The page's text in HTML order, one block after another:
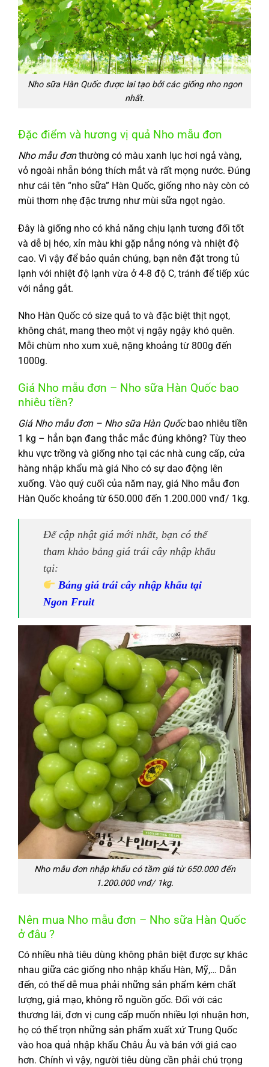
Nho sữa Hàn Quốc được lai tạo bởi các giống nho ngon
nhất.
Đặc điểm và hương vị quả Nho mẫu đơn
Nho mẫu đơnthường có màu xanh lục hơi ngả vàng,
vỏ ngoài nhẵn bóng thích mắt và rất mọng nước. Đúng
như cái tên “nho sữa” Hàn Quốc, giống nho này còn có
mùi thơm nhẹ đặc trưng như mùi sữa ngọt ngào.
Đây là giống nho có khả năng chịu lạnh tương đối tốt
và dễ bị héo, xỉn màu khi gặp nắng nóng và nhiệt độ
cao. Vì vậy để bảo quản chúng, bạn nên đặt trong tủ
lạnh với nhiệt độ lạnh vừa ở 4-8 độ C, tránh để tiếp xúc
với nắng gắt.
Nho Hàn Quốc có size quả to và đặc biệt thịt ngọt,
không chát, mang theo một vị ngậy ngậy khó quên.
Mỗi chùm nho xum xuê, nặng khoảng từ 800g đến
1000g.
Giá Nho mẫu đơn – Nho sữa Hàn Quốc bao
nhiêu tiền?
Giá Nho mẫu đơn – Nho sữa Hàn Quốcbao nhiêu tiền
1 kg – hẳn bạn đang thắc mắc đúng không? Tùy theo
khu vực trồng và giống nho tại các nhà cung cấp, cửa
hàng nhập khẩu mà giá Nho có sự dao động lên
xuống. Vào quý cuối của năm nay, giá Nho mẫu đơn
Hàn Quốc khoảng từ 650.000 đến 1.200.000 vnđ/ 1kg.
Để cập nhật giá mới nhất, bạn có thể
tham khảo bảng giá trái cây nhập khẩu
tại:
Bảng giá trái cây nhập khẩu tại
Ngon Fruit
Nho mẫu đơn nhập khẩu có tầm giá từ 650.000 đến
1.200.000 vnđ/ 1kg.
Nên mua Nho mẫu đơn – Nho sữa Hàn Quốc
ở đâu ?
Có nhiều nhà tiêu dùng không phân biệt được sự khác
nhau giữa các giống nho nhập khẩu Hàn, Mỹ,… Dẫn
đến, có thể dễ mua phải những sản phẩm kém chất
lượng, giả mạo, không rõ nguồn gốc. Đối với các
thương lái, đơn vị cung cấp muốn nhiều lợi nhuận hơn,
họ có thể trọn những sản phẩm xuất xứ Trung Quốc
vào hoa quả nhập khẩu Châu Âu và bán với giá cao
hơn. Chính vì vậy, người tiêu dùng cần phải chú trọng